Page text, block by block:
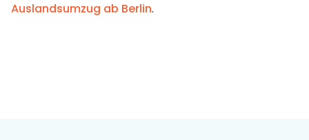
Auslandsumzug ab Berlin.